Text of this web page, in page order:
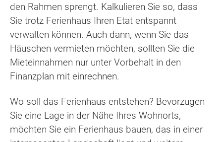
den Rahmen sprengt. Kalkulieren Sie so, dass
Sie trotz Ferienhaus Ihren Etat entspannt
verwalten können. Auch dann, wenn Sie das
Häuschen vermieten möchten, sollten Sie die
Mieteinnahmen nur unter Vorbehalt in den
Finanzplan mit einrechnen.
Wo soll das Ferienhaus entstehen? Bevorzugen
Sie eine Lage in der Nähe Ihres Wohnorts,
möchten Sie ein Ferienhaus bauen, das in einer